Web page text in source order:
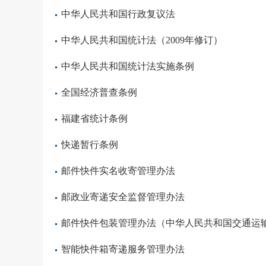
中华人民共和国行政复议法
中华人民共和国统计法（2009年修订）
中华人民共和国统计法实施条例
全国经济普查条例
福建省统计条例
快递暂行条例
邮件快件实名收寄管理办法
邮政业寄递安全监督管理办法
邮件快件包装管理办法（中华人民共和国交通运
智能快件箱寄递服务管理办法